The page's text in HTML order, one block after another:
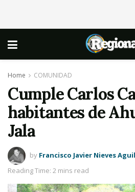
Home COMUNIDAD
Cumple Carlos
habitantes de
Jala
by Francisco Javier Nieves
Reading Time: 2 mins read